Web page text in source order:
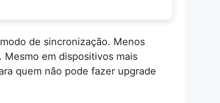
de sincronização. Menos
em dispositivos mais
quem não pode fazer upgrade